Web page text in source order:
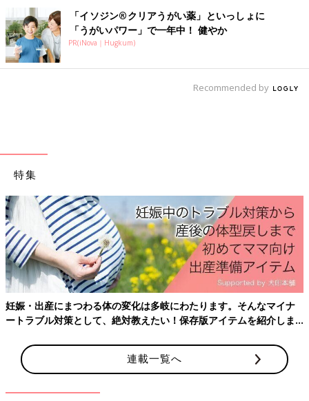
っかり感じられそうな商品がいろいろありますね。ぜひ、お店で
もチェックしてみてください。
(文：まり)
※記事内容でご紹介している投稿、リンク先は、削除される場合
※記事の内容は記載当時の情報であり、現在と異なる場合があり
「イソジン®クリアうがい薬」といっしょに
「うがいパワー」で一年中！ 健やか
PR(iNova｜Hugkum)
Recommended by
特集
妊娠・出産にまつわる体の変化は多岐にわたります。そんなマイナ
ートラブル対策として、絶対教えたい！保存版アイテムを紹介しま
連載一覧へ